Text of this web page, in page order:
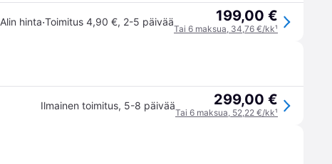
Alin hinta·Toimitus 4,90 €, 2-5 päivää 199,00 €
Tai 6 maksua, 34,76 €/kk¹
Ilmainen toimitus, 5-8 päivää 299,00 €
Tai 6 maksua, 52,22 €/kk¹